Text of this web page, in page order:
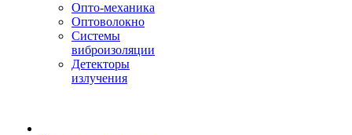
Опто-механика
Оптоволокно
Системы
виброизоляции
Детекторы
излучения